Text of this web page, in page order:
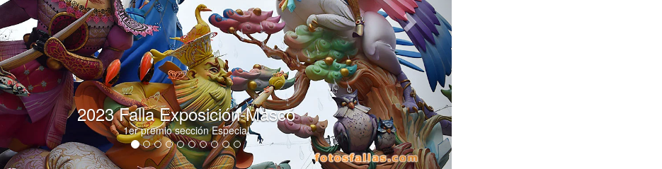
2023 Falla infantil Conveno Jerusalén
1er premio sección Especial